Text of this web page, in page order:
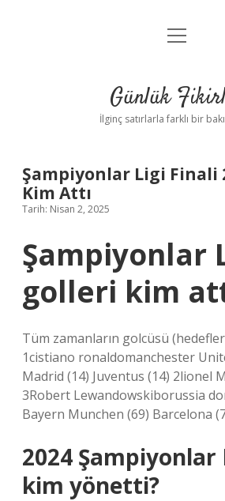
Anasayfa
Yasal Uyarı
menüyü
Günlük
İlginç satırlarla farklı bir
Şampiyonlar Ligi Finali
Kim Attı
Tarih: Nisan 2, 2025
Şampiyonlar
golleri kim
Tüm zamanların golcüsü
1cistiano ronaldomanchester
Madrid (14) Juventus (14) 2lionel
3Robert Lewandowskiborussia
Bayern Munchen (69) Barcelona
2024
kim yönetti?